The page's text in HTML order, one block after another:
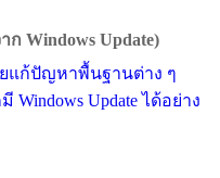
Windows Update)
ยแก้ปัญหาพื้นฐานต่าง ๆ
Windows Update ได้อย่าง